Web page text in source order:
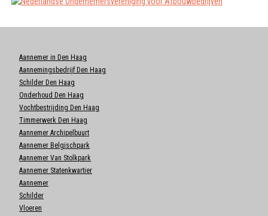
Aannemer in Den Haag
Aannemingsbedrijf Den Haag
Schilder Den Haag
Onderhoud Den Haag
Vochtbestrijding Den Haag
Timmerwerk Den Haag
Aannemer Archipelbuurt
Aannemer Belgischpark
Aannemer Van Stolkpark
Aannemer Statenkwartier
Aannemer
Schilder
Vloeren